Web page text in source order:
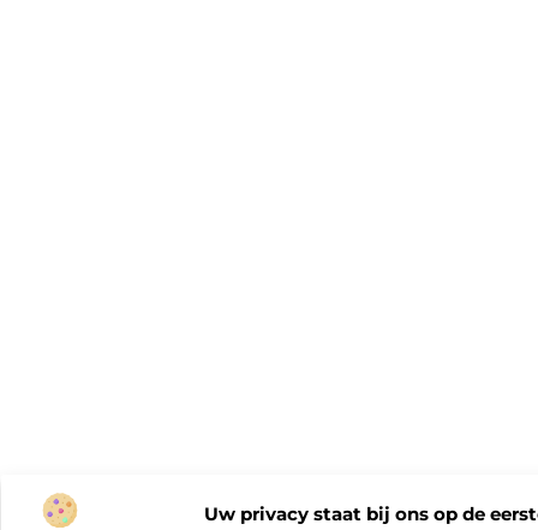
Uw privacy staat bij ons op de